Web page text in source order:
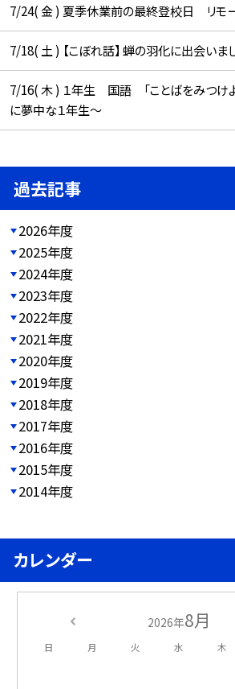
7/24( 金 ) 夏季休業前の最終登校日 リモ
7/18( 土 ) 【こぼれ話】 蝉の羽化に出会いま
7/16( 木 ) １年生 国語 「ことばをみつけ
に夢中な１年生～
過去記事
2026年度
2025年度
2024年度
2023年度
2022年度
2021年度
2020年度
2019年度
2018年度
2017年度
2016年度
2015年度
2014年度
カレンダー
2026年8月
日 月 火 水 木